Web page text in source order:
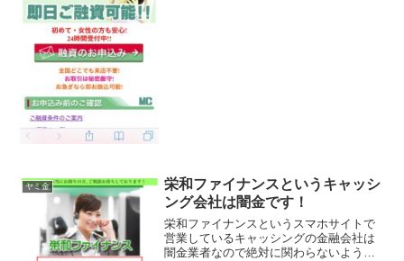
ヤミ金
栄和ファイナンスというキャッシ
ング会社は闇金です！
栄和ファイナンスというスマホサイトで
営業しているキャッシングの金融会社は
闇金業者なので絶対に関わらないように